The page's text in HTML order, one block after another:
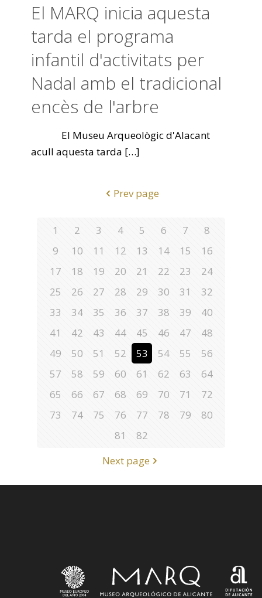
El MARQ inicia aquesta
tarda el programa
infantil d'activitats per
Nadal amb el tradicional
encès de l'arbre
El Museu Arqueològic d'Alacant
acull aquesta tarda […]
Prev page
1 2 3 4 5 6 7
8
9
10 11 12 13 14 15
16
17
18 19 20 21 22 23
24
25
26 27 28 29 30 31
32
33
34 35 36 37 38 39
40
41
42 43 44 45 46 47
48
49
50 51 52 53 54 55
56
57
58 59 60 61 62 63
64
65
66 67 68 69 70 71
72
73
74 75 76 77 78 79
80
81
82
Next page